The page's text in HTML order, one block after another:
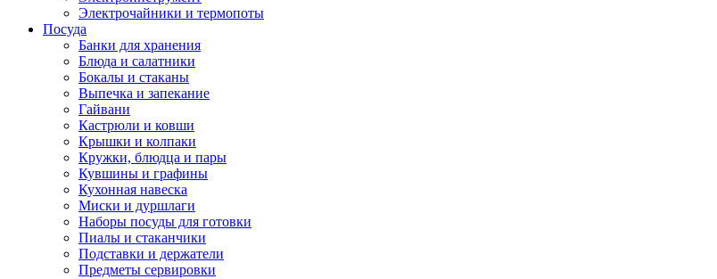
Электрочайники и термопоты
Посуда
Банки для хранения
Блюда и салатники
Бокалы и стаканы
Выпечка и запекание
Гайвани
Кастрюли и ковши
Крышки и колпаки
Кружки, блюдца и пары
Кувшины и графины
Кухонная навеска
Миски и дуршлаги
Наборы посуды для готовки
Пиалы и стаканчики
Подставки и держатели
Предметы сервировки